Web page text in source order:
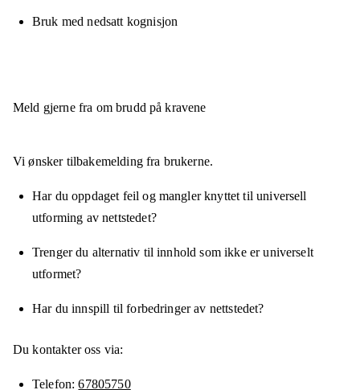
Bruk med nedsatt kognisjon
Meld gjerne fra om brudd på kravene
Vi ønsker tilbakemelding fra brukerne.
Har du oppdaget feil og mangler knyttet til universell
utforming av nettstedet?
Trenger du alternativ til innhold som ikke er universelt
utformet?
Har du innspill til forbedringer av nettstedet?
Du kontakter oss via:
Telefon 67805750